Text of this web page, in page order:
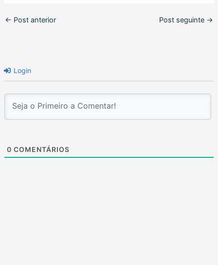
← Post anterior Post seguinte →
Login
0 COMENTÁRIOS